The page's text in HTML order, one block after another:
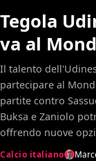
Tegola
va al
Il talento
partecipare al
partite contro
Buksa e Zaniolo
offrendo nuove
Calcio italiano